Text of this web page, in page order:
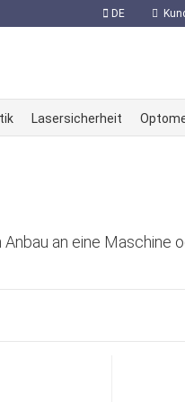
DE
Lasersicherheit
an eine Maschine